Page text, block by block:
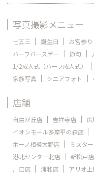
写真撮影メニュー
七五三 誕生日 お宮参り
ハーフバースデー
節句
1/2成人式（ハーフ成人式）
家族写真
シニアフォト
店舗
自由が丘店 吉祥寺店
イオンモール多摩平の森店
ボーノ相模大野店
ミスタ
港北センター北店
新松戸店
川口店
浦和店 アリオ